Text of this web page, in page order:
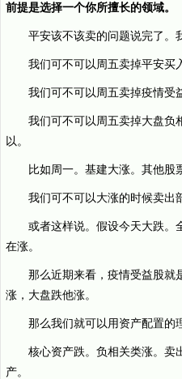
前提是选择一个你所擅长的领域。
平安该不该卖的问题说完了。
我们可不可以周五卖掉平安买
我们可不可以周五卖掉疫情受
我们可不可以周五卖掉大盘负
以。
比如周一。基建大涨。其他股
我们可不可以大涨的时候卖出
或者这样说。假设今天大跌。
在涨。
那么近期来看，疫情受益股就
涨，大盘跌他涨。
那么我们就可以用资产配置的
核心资产跌。负相关类涨。卖
产。